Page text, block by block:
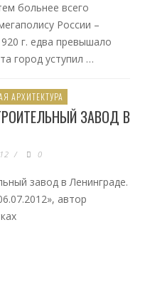
больнее всего
России –
г. едва превышало
город уступил …
АРХИТЕКТУРА
ЗАВОД В
/ 0
завод в Ленинграде.
автор